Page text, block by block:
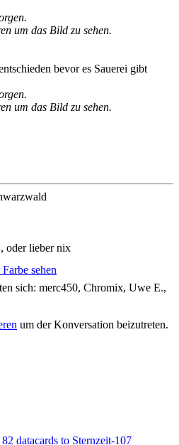
sehen
um das Bild zu sehen.
bevor es Sauerei gibt
um das Bild zu sehen.
oder lieber nix
sich: merc450, Chromix, Uwe E.,
um der Konversation beizutreten.